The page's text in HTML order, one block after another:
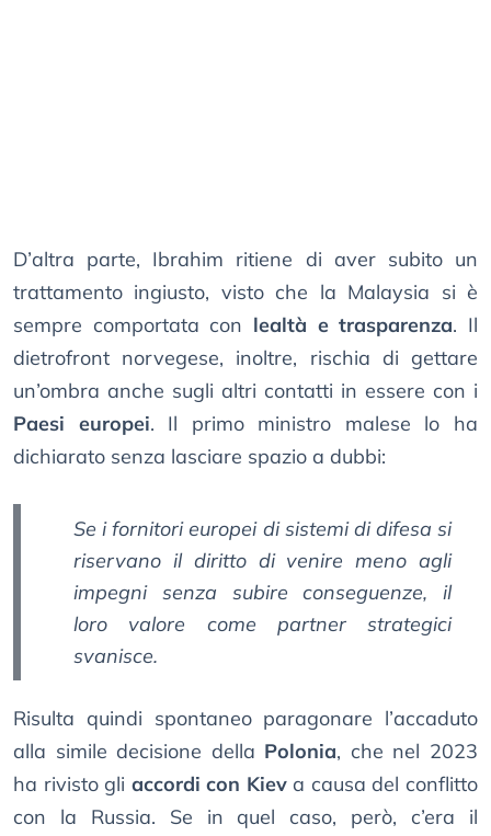
D’altra parte, Ibrahim ritiene di aver subito un
trattamento ingiusto, visto che la Malaysia si è
sempre comportata con lealtà e trasparenza. Il
dietrofront norvegese, inoltre, rischia di gettare
un’ombra anche sugli altri contatti in essere con i
Paesi europei. Il primo ministro malese lo ha
dichiarato senza lasciare spazio a dubbi:
Se i fornitori europei di sistemi di difesa si
riservano il diritto di venire meno agli
impegni senza subire conseguenze, il
loro valore come partner strategici
svanisce.
Risulta quindi spontaneo paragonare l’accaduto
alla simile decisione della Polonia, che nel 2023
ha rivisto gli accordi con Kieva causa del conflitto
con la Russia. Se in quel caso, però, c’era il